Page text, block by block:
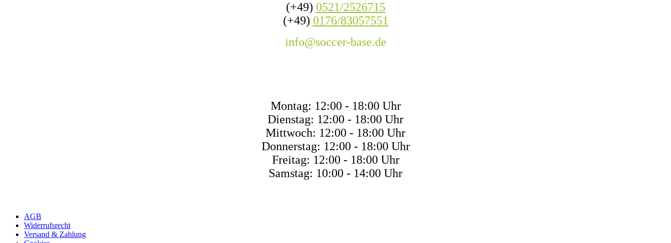
(+49) 0521/2526715
(+49) 0176/83057551
info@soccer-base.de
Montag: 12:00 - 18:00 Uhr
Dienstag: 12:00 - 18:00 Uhr
Mittwoch: 12:00 - 18:00 Uhr
Donnerstag: 12:00 - 18:00 Uhr
Freitag: 12:00 - 18:00 Uhr
Samstag: 10:00 - 14:00 Uhr
AGB
Widerrufsrecht
Versand & Zahlung